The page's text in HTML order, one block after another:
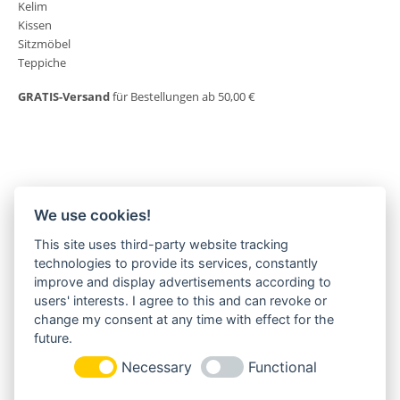
Kelim
Kissen
Sitzmöbel
Teppiche
GRATIS-Versandfür Bestellungen ab 50,00 €
MORGENLAND-BAZAR
Herderstraße 2
22085 Hamburg
+49(0)40 18 033 286
info@morgenland-bazar.de
www.morgenland-bazar.de
FOLGEN SIE UNS:
We use cookies!
This site uses third-party website tracking
technologies to provide its services, constantly
improve and display advertisements according to
users' interests. I agree to this and can revoke or
change my consent at any time with effect for the
future.
Necessary Functional